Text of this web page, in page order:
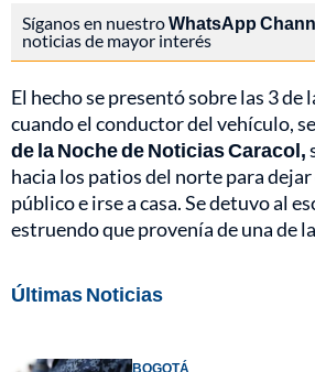
Síganos en nuestroWhatsApp
noticias de mayor interés
El hecho se presentó sobre las 3 de
cuando el conductor del vehículo,
de la Noche de Noticias Caracol,
hacia los patios del norte para
público e irse a casa. Se detuvo al
estruendo que provenía de una de
Últimas Noticias
BOGOTÁ